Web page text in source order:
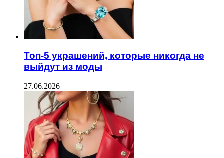
Топ-5 украшений, которые никогда не
выйдут из моды
27.06.2026